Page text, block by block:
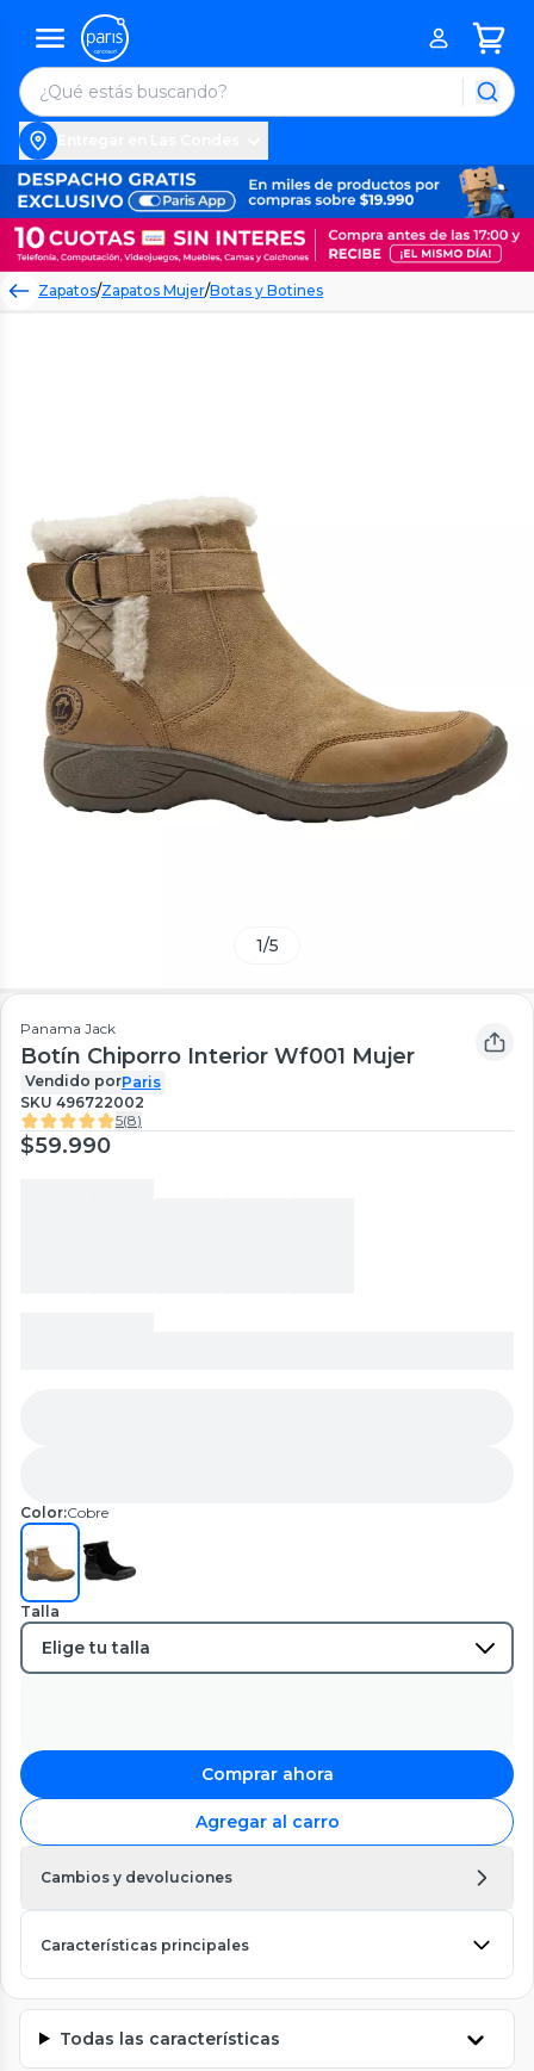
Zapatos/Zapatos Mujer/Botas y Botines
1/5
Panama Jack
Botín Chiporro Interior Wf001 Mujer
Vendido porParis
SKU 496722002
5(8)
$59.990
Color:Cobre
Talla
Comprar ahora
Agregar al carro
Cambios y devoluciones
Características principales
Todas las características